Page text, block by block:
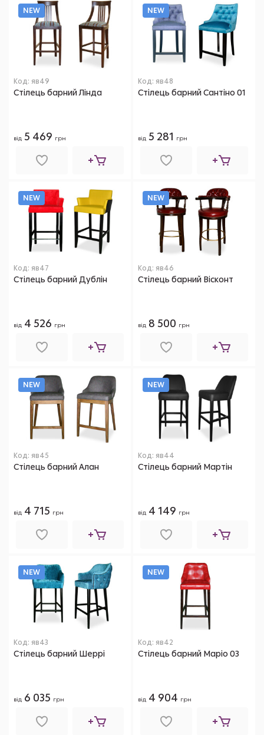
NEW
Код: яв49
Стілець барний Лінда
від 5 469 грн
NEW
Код: яв48
Стілець барний Сантіно 01
від 5 281 грн
NEW
Код: яв47
Стілець барний Дублін
від 4 526 грн
NEW
Код: яв46
Стілець барний Вісконт
від 8 500 грн
NEW
Код: яв45
Стілець барний Алан
від 4 715 грн
NEW
Код: яв44
Стілець барний Мартін
від 4 149 грн
NEW
Код: яв43
Стілець барний Шеррі
від 6 035 грн
NEW
Код: яв42
Стілець барний Маріо 03
від 4 904 грн